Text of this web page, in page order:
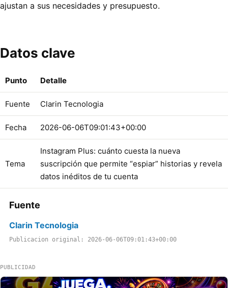
ajustan a sus necesidades y presupuesto.
Datos clave
Punto Detalle
Fuente Clarin Tecnologia
Fecha 2026-06-06T09:01:43+00:00
Tema
Instagram Plus: cuánto cuesta la nueva
suscripción que permite “espiar” historias y revela
datos inéditos de tu cuenta
Fuente
Clarin Tecnologia
Publicacion original: 2026-06-06T09:01:43+00:00
PUBLICIDAD